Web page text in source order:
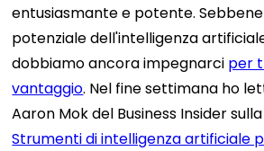
entusiasmante e potente.
potenziale dell'intelligenza
dobbiamo ancora impegnarci per
vantaggio. Nel fine settimana ho
Aaron Mok del Business Insider
Strumenti di intelligenza artificiale